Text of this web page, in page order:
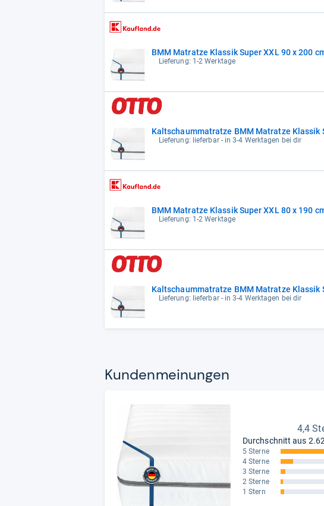
BMM Matratze Klassik Super XXL 90 x 200
Lieferung: 1-2 Werktage
Kaltschaummatratze BMM Matratze Klassik
Lieferung: lieferbar - in 3-4 Werktagen bei dir
BMM Matratze Klassik Super XXL 80 x 190
Lieferung: 1-2 Werktage
Kaltschaummatratze BMM Matratze Klassik
Lieferung: lieferbar - in 3-4 Werktagen bei dir
Kun­den­mei­nun­gen
4,4
Durchschnitt aus
5 Sterne
4 Sterne
3 Sterne
2 Sterne
1 Stern